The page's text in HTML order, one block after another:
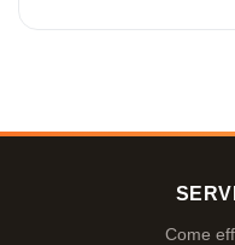
Come